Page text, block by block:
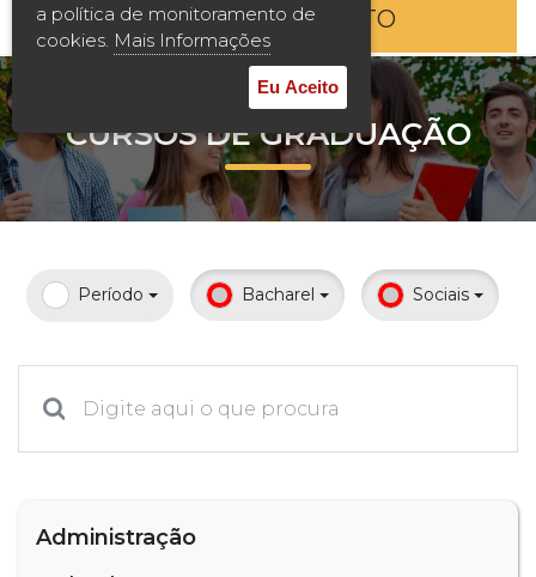
2ª Graduação
Transferência
Reingresso
Prouni
Desconto de pontualidade
Calendário acadêmico
ENTRE EM CONTATO
CURSOS DE GRADUAÇÃO
Período Bacharel Sociais
Administração
a política de monitoramento de
cookies. Mais Informações
Eu Aceito